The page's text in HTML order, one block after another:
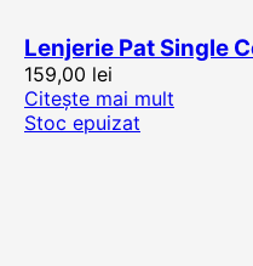
Lenjerie Pat Single
159,00 lei
Citește mai mult
Stoc epuizat